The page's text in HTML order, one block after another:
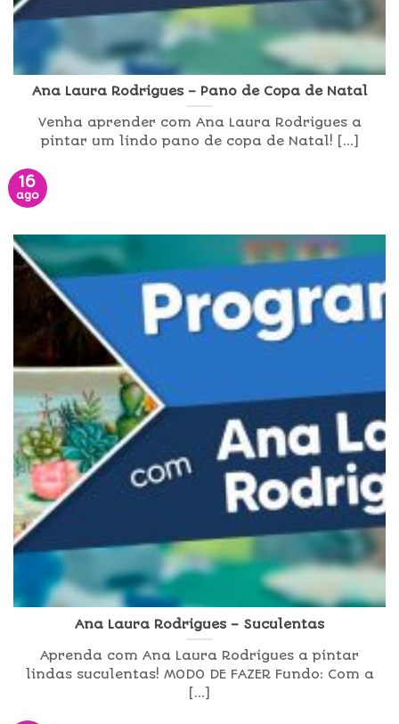
Ana Laura Rodrigues – Pano de Copa de Natal
Venha aprender com Ana Laura Rodrigues a
pintar um lindo pano de copa de Natal! [...]
16
ago
Ana Laura Rodrigues – Suculentas
Aprenda com Ana Laura Rodrigues a pintar
lindas suculentas! MODO DE FAZER Fundo: Com a
[...]